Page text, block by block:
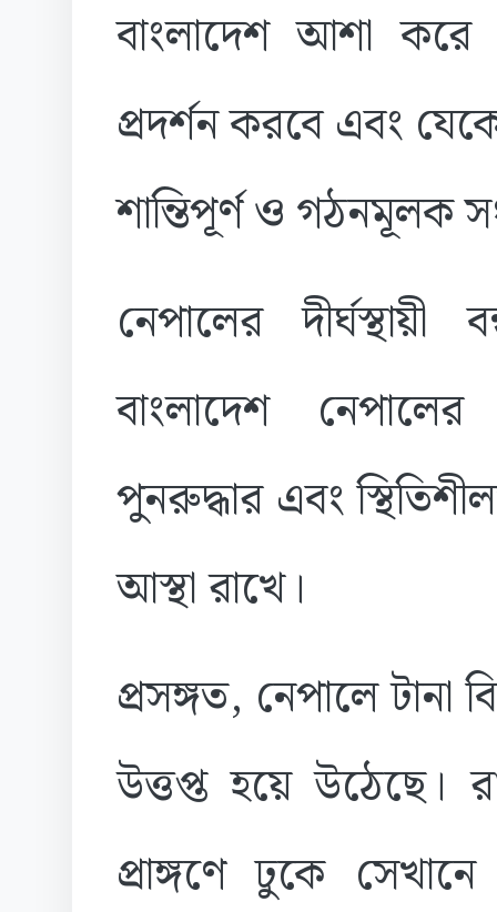
বাংলাদেশ আশা
প্রদর্শন করবে এবং
শান্তিপূর্ণ ও গঠনমূলক
নেপালের
বাংলাদেশ
পুনরুদ্ধার এবং
আস্থা রাখে।
প্রসঙ্গত, নেপালে টানা
উত্তপ্ত হয়ে উঠেছে।
প্রাঙ্গণে ঢুকে